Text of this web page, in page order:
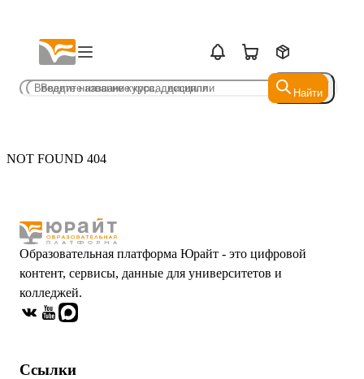
Найти
Найти
NOT FOUND 404
Образовательная платформа Юрайт - это цифровой
контент, сервисы, данные для университетов и
колледжей.
Ссылки